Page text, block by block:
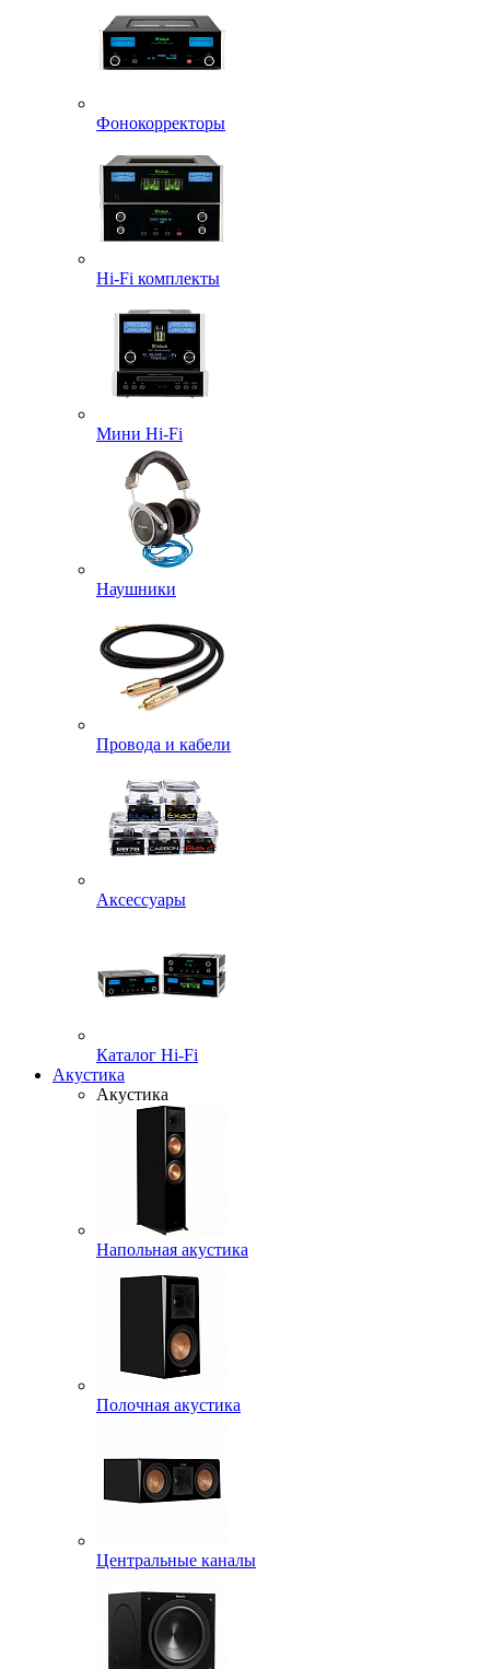
Фонокорректоры
Hi-Fi комплекты
Мини Hi-Fi
Наушники
Провода и кабели
Аксессуары
Каталог Hi-Fi
Акустика
Акустика
Напольная акустика
Полочная акустика
Центральные каналы